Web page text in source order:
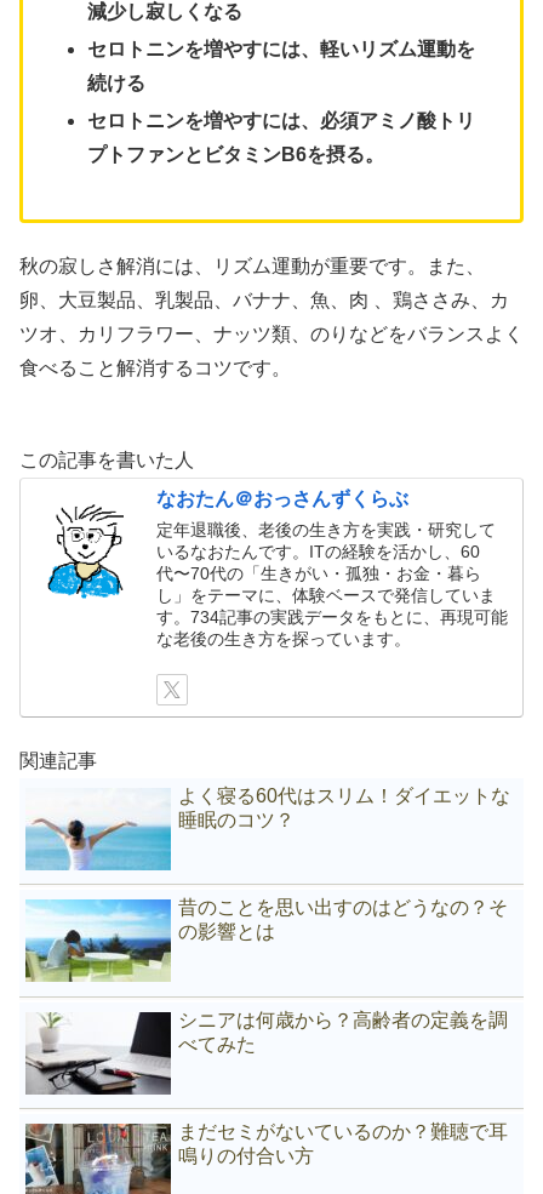
減少し寂しくなる
セロトニンを増やすには、軽いリズム運動を
続ける
セロトニンを増やすには、必須アミノ酸トリ
プトファンとビタミンB6を摂る。
秋の寂しさ解消には、リズム運動が重要です。また、
卵、大豆製品、乳製品、バナナ、魚、肉 、鶏ささみ、カ
ツオ、カリフラワー、ナッツ類、のりなどをバランスよく
食べること解消するコツです。
この記事を書いた人
なおたん＠おっさんずくらぶ
定年退職後、老後の生き方を実践・研究して
いるなおたんです。ITの経験を活かし、60
代〜70代の「生きがい・孤独・お金・暮ら
し」をテーマに、体験ベースで発信していま
す。734記事の実践データをもとに、再現可能
な老後の生き方を探っています。
関連記事
よく寝る60代はスリム！ダイエットな
睡眠のコツ？
昔のことを思い出すのはどうなの？そ
の影響とは
シニアは何歳から？高齢者の定義を調
べてみた
まだセミがないているのか？難聴で耳
鳴りの付合い方